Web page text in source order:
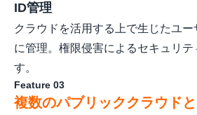
ID管理
クラウドを活用する上で生じたユ
に管理。権限侵害によるセキュリテ
す。
Feature 03
複数のパブリッククラウドと